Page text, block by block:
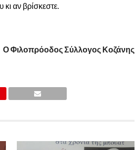
αν βρίσκεστε.
Ο Φιλοπρόοδος Σύλλογος Κοζάνης